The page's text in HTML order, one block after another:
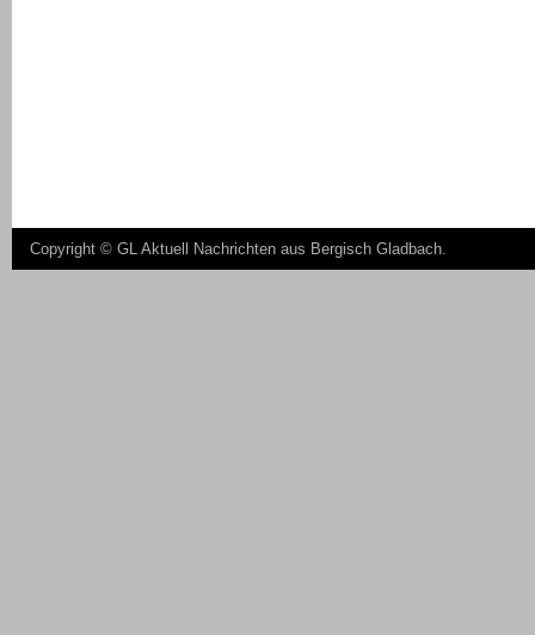
Copyright © GL Aktuell Nachrichten aus Bergisch Gladbach.